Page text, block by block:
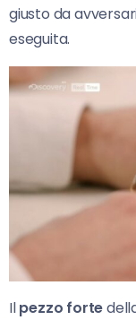
giusto da
eseguita.
Ilpezzo forte